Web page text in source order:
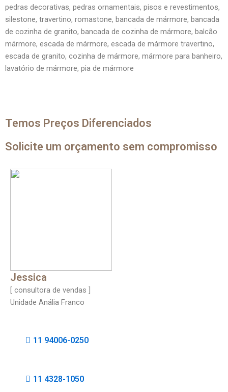
pedras decorativas, pedras ornamentais, pisos e revestimentos,
silestone, travertino, romastone, bancada de mármore, bancada
de cozinha de granito, bancada de cozinha de mármore, balcão
mármore, escada de mármore, escada de mármore travertino,
escada de granito, cozinha de mármore, mármore para banheiro,
lavatório de mármore, pia de mármore
Temos Preços Diferenciados
Solicite um orçamento sem compromisso
Jessica
[ consultora de vendas ]
Unidade Anália Franco
11 94006-0250
11 4328-1050